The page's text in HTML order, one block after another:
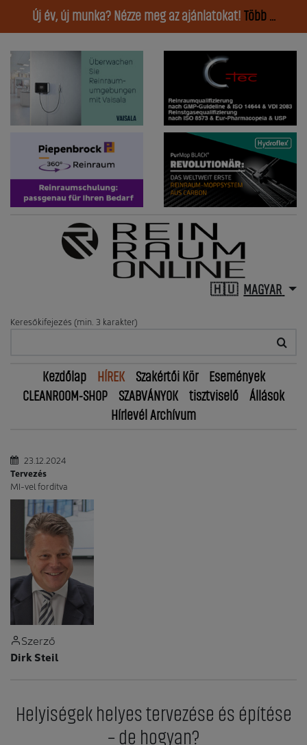
Új év, új munka? Nézze meg az ajánlatokat! Több ...
MAGYAR
Keresőkifejezés (min. 3 karakter)
Kezdőlap HÍREK Szakértői Kör
Események
CLEANROOM-SHOP
SZABVÁNYOK tisztviselő
Állások
Hírlevél Archívum
23.12.2024
Tervezés
MI-vel fordítva
Szerző
Dirk Steil
Helyiségek helyes tervezése és építése
– de hogyan?